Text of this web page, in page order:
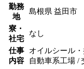
勤務
地
島根県 益田市
寮・
社宅
なし
仕事
内容
オイルシール
自動車系工場 /